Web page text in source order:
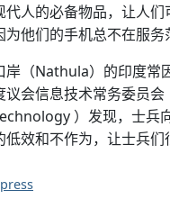
代人的必备物品，让人
他们的手机总不在服务
（Nathula）的印度常
议会信息技术常务委员
）发现，士兵
低效和不作为，让士兵